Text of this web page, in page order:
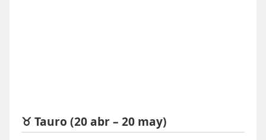
♉ Tauro (20 abr – 20 may)